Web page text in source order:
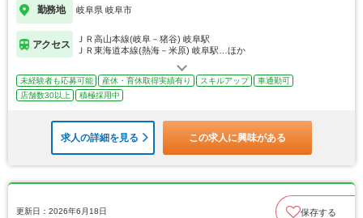
勤務地 岐阜県 岐阜市
アクセス
ＪＲ高山本線(岐阜－猪谷) 岐阜駅
ＪＲ東海道本線(熱海－米原) 岐阜駅…ほか
未経験者も応募可能 産休・育休取得実績有り スキルアップ
車通勤可
店舗数30以上
積極採用中
求人の詳細を見る この求人に興味がある
更新日：2026年6月18日 保存する